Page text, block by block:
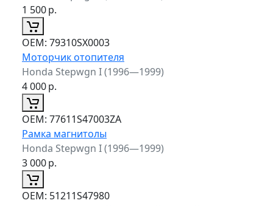
1 500р.
ОЕМ: 79310SX0003
Моторчик отопителя
Honda Stepwgn I (1996—1999)
4 000р.
ОЕМ: 77611S47003ZA
Рамка магнитолы
Honda Stepwgn I (1996—1999)
3 000р.
ОЕМ: 51211S47980